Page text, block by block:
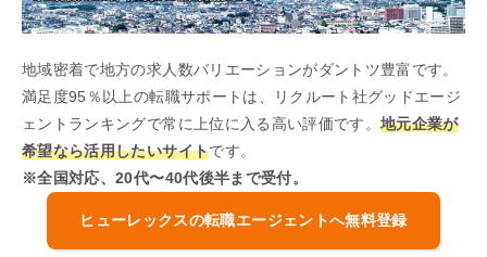
地域密着で地方の求人数バリエーションがダントツ豊富です。
満足度95％以上の転職サポートは、リクルート社グッドエージ
ェントランキングで常に上位に入る高い評価です。地元企業が
希望なら活用したいサイトです。
※全国対応、20代〜40代後半まで受付。
ヒューレックスの転職エージェントへ無料登録